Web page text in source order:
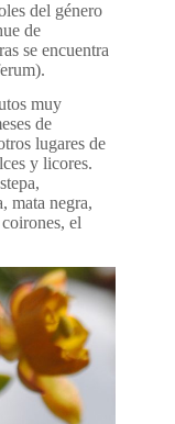
del género
de
se encuentra
muy
de
lugares de
y licores.
mata negra,
el